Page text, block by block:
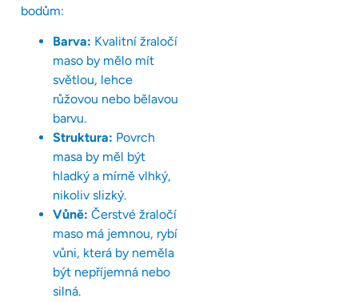
bodům:
Barva: Kvalitní žraločí
maso by mělo mít
světlou, lehce
růžovou nebo bělavou
barvu.
Struktura: Povrch
masa by měl být
hladký a mírně vlhký,
nikoliv slizký.
Vůně: Čerstvé žraločí
maso má jemnou, rybí
vůni, která by neměla
být nepříjemná nebo
silná.